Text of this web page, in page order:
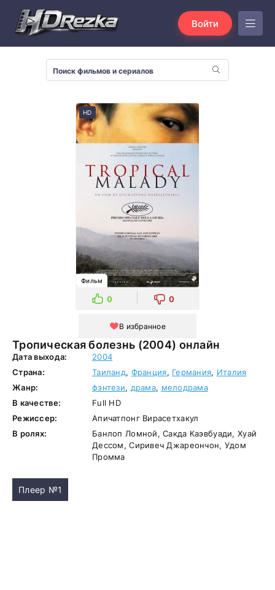
Войти
Тропическая болезнь (2004) онлайн
HD
Фильм
0 0
В избранное
Дата выхода:
2004
Страна:
Таиланд, Франция, Германия, Италия
Жанр:
фэнтези, драма, мелодрама
В качестве:
Full HD
Режиссер:
Апичатпонг Вирасетхакул
В ролях:
Банлоп Ломной, Сакда Каэвбуади, Хуай
Дессом, Сиривеч Джареончон, Удом
Промма
Плеер №1